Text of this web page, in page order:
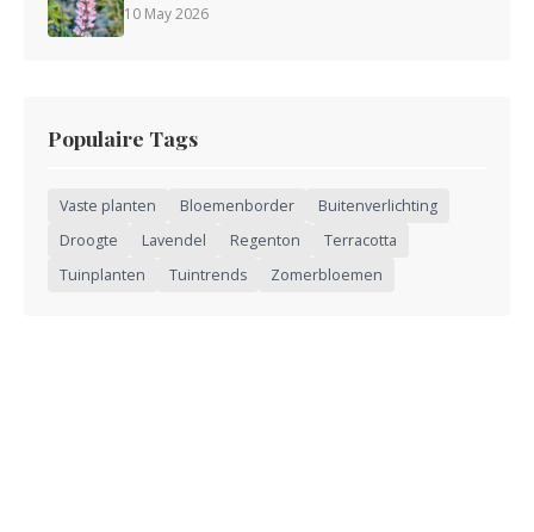
10 May 2026
Populaire Tags
Vaste planten Bloemenborder
Buitenverlichting
Droogte
Lavendel Regenton
Terracotta
Tuinplanten
Tuintrends Zomerbloemen